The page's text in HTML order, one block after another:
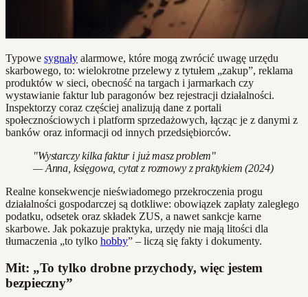
Typowe sygnały alarmowe, które mogą zwrócić uwagę urzędu
skarbowego, to: wielokrotne przelewy z tytułem „zakup”, reklama
produktów w sieci, obecność na targach i jarmarkach czy
wystawianie faktur lub paragonów bez rejestracji działalności.
Inspektorzy coraz częściej analizują dane z portali
społecznościowych i platform sprzedażowych, łącząc je z danymi z
banków oraz informacji od innych przedsiębiorców.
"Wystarczy kilka faktur i już masz problem"
— Anna, księgowa, cytat z rozmowy z praktykiem (2024)
Realne konsekwencje nieświadomego przekroczenia progu
działalności gospodarczej są dotkliwe: obowiązek zapłaty zaległego
podatku, odsetek oraz składek ZUS, a nawet sankcje karne
skarbowe. Jak pokazuje praktyka, urzędy nie mają litości dla
tłumaczenia „to tylko hobby” – liczą się fakty i dokumenty.
Mit: „To tylko drobne przychody, więc jestem
bezpieczny”